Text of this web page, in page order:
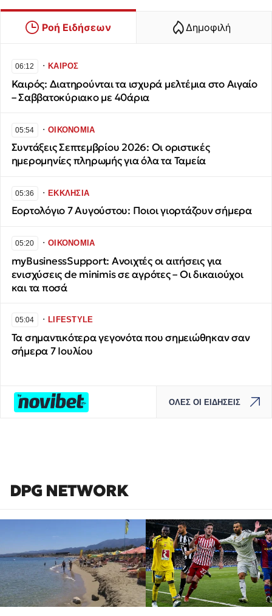
Ροή Ειδήσεων Δημοφιλή
06:12 ∙ΚΑΙΡΟΣ
Καιρός: Διατηρούνται τα ισχυρά μελτέμια στο Αιγαίο
– Σαββατοκύριακο με 40άρια
05:54 ∙ΟΙΚΟΝΟΜΙΑ
Συντάξεις Σεπτεμβρίου 2026: Οι οριστικές
ημερομηνίες πληρωμής για όλα τα Ταμεία
05:36 ∙ΕΚΚΛΗΣΙΑ
Εορτολόγιο 7 Αυγούστου: Ποιοι γιορτάζουν σήμερα
05:20 ∙ΟΙΚΟΝΟΜΙΑ
myBusinessSupport: Ανοιχτές οι αιτήσεις για
ενισχύσεις de minimis σε αγρότες – Οι δικαιούχοι
και τα ποσά
05:04 ∙LIFESTYLE
Τα σημαντικότερα γεγονότα που σημειώθηκαν σαν
σήμερα 7 Ιουλίου
ΟΛΕΣ ΟΙ ΕΙΔΗΣΕΙΣ
DPG NETWORK